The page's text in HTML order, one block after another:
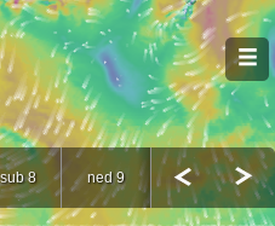
sub 8 ned 9